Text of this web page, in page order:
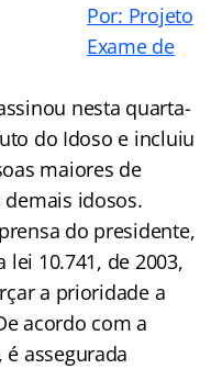
Por: Projeto
Exame de
nesta quarta-
do Idoso e incluiu
maiores de
idosos.
do presidente,
10.741, de 2003,
a prioridade a
acordo com a
assegurada